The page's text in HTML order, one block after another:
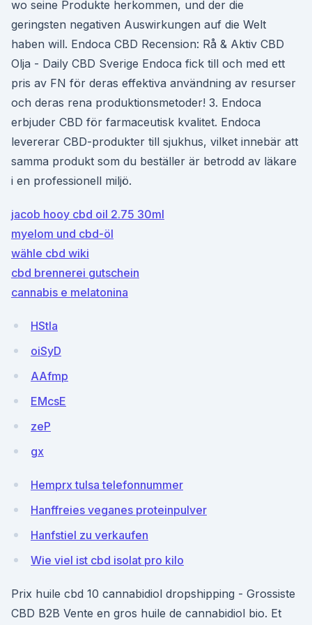
wo seine Produkte herkommen, und der die
geringsten negativen Auswirkungen auf die Welt
haben will. Endoca CBD Recension: Rå & Aktiv CBD
Olja - Daily CBD Sverige Endoca fick till och med ett
pris av FN för deras effektiva användning av resurser
och deras rena produktionsmetoder! 3. Endoca
erbjuder CBD för farmaceutisk kvalitet. Endoca
levererar CBD-produkter till sjukhus, vilket innebär att
samma produkt som du beställer är betrodd av läkare
i en professionell miljö.
jacob hooy cbd oil 2.75 30ml
myelom und cbd-öl
wähle cbd wiki
cbd brennerei gutschein
cannabis e melatonina
HStIa
oiSyD
AAfmp
EMcsE
zeP
gx
Hemprx tulsa telefonnummer
Hanffreies veganes proteinpulver
Hanfstiel zu verkaufen
Wie viel ist cbd isolat pro kilo
Prix huile cbd 10 cannabidiol dropshipping - Grossiste
CBD B2B Vente en gros huile de cannabidiol bio. Et